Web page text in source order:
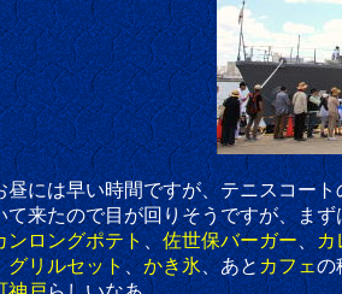
時間ですが、テニスコートの
目が回りそうですが、まずは一
ンロングポテト、佐世保バーガー、カ
セット、かき氷、あとカフェの